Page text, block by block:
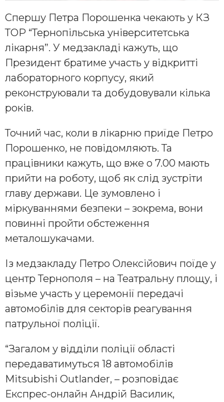
Спершу Петра Порошенка чекають у КЗ
ТОР “Тернопільська університетська
лікарня”. У медзакладі кажуть, що
Президент братиме участь у відкритті
лабораторного корпусу, який
реконструювали та добудовували кілька
років.
Точний час, коли в лікарню приїде Петро
Порошенко, не повідомляють. Та
працівники кажуть, що вже о 7.00 мають
прийти на роботу, щоб як слід зустріти
главу держави. Це зумовлено і
міркуваннями безпеки – зокрема, вони
повинні пройти обстеження
металошукачами.
Із медзакладу Петро Олексійович поїде у
центр Тернополя – на Театральну площу, і
візьме участь у церемонії передачі
автомобілів для секторів реагування
патрульної поліції.
“Загалом у відділи поліції області
передаватимуться 18 автомобілів
Mitsubishi Outlander, – розповідає
Експрес-онлайн Андрій Василик,